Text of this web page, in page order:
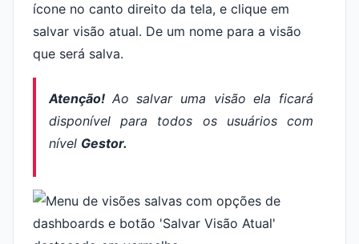
ícone no canto direito da tela, e clique em
salvar visão atual. De um nome para a visão
que será salva.
Atenção! Ao salvar uma visão ela ficará
disponível para todos os usuários com
nível Gestor.